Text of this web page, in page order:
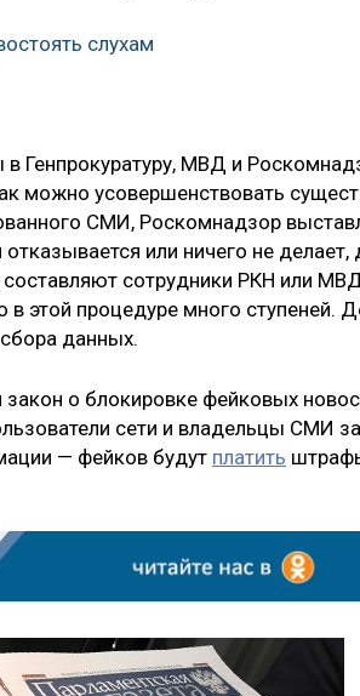
слухам
в Генпрокуратуру, МВД и
можно усовершенствовать
СМИ, Роскомнадзор
или ничего не делает,
составляют сотрудники РКН или
в этой процедуре много ступеней.
данных.
о блокировке фейковых
сети и владельцы СМИ за
— фейков будут платить